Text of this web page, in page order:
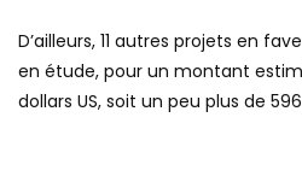
D’ailleurs, 11 autres projets en
en étude, pour un montant
dollars US, soit un peu plus de